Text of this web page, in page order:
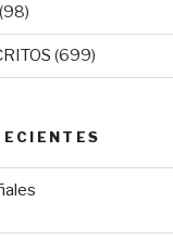
(98)
(699)